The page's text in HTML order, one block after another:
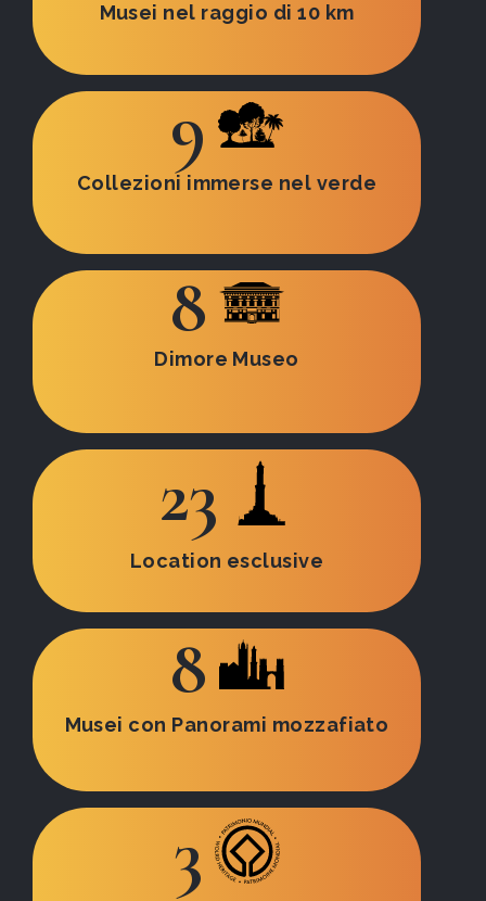
Musei nel raggio di 10 km
9
Collezioni immerse nel verde
8
Dimore Museo
23
Location esclusive
8
Musei con Panorami mozzafiato
3